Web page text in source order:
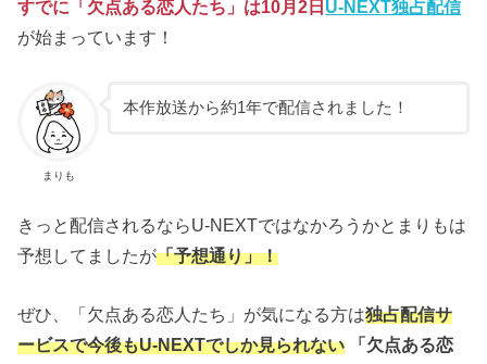
すでに「欠点ある恋人たち」は10月2日 U-NEXT独占配信
が始まっています！
まりも
本作放送から約1年で配信されました！
きっと配信されるならU-NEXTではなかろうかとまりもは
予想してましたが「予想通り」！
ぜひ、「欠点ある恋人たち」が気になる方は独占配信サ
ービスで今後もU-NEXTでしか見られない 「欠点ある恋